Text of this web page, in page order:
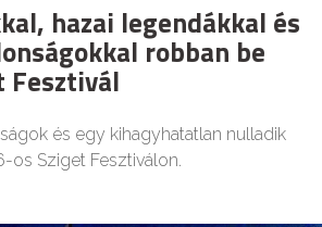
hazai legendákkal és
robban be
Fesztivál
és egy kihagyhatatlan nulladik
os Sziget Fesztiválon.